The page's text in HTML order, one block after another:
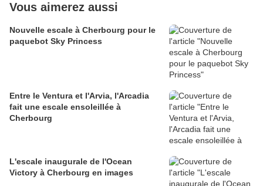
Vous aimerez aussi
Nouvelle escale à Cherbourg pour le
paquebot Sky Princess
Entre le Ventura et l'Arvia, l'Arcadia
fait une escale ensoleillée à
Cherbourg
L'escale inaugurale de l'Ocean
Victory à Cherbourg en images